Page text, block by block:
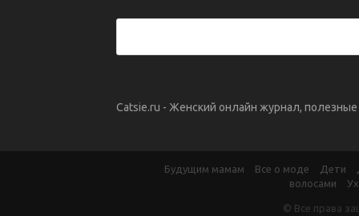
Catsie.ru - Женский онлайн журнал,
Будущим мамам Все о моде Дети
волосами
© Все права